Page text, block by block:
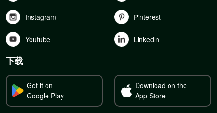
Instagram Pinterest
Youtube Linkedln
下载
Get it on
Google Play
Download on the
App Store